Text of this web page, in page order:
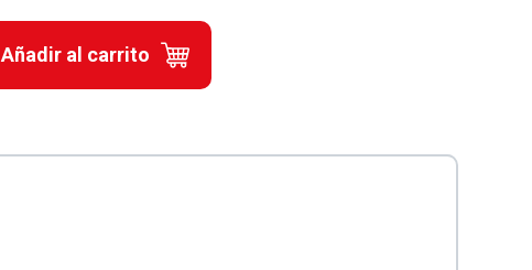
Añadir al carrito